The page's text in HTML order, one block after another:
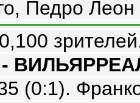
Педро
(0:1).